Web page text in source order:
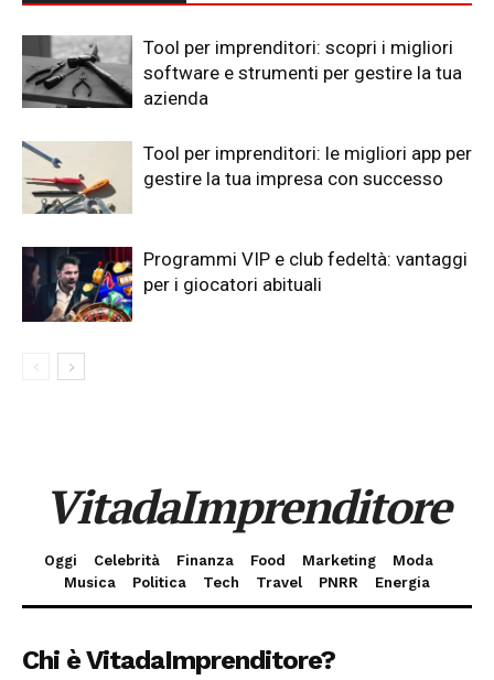
Tool per imprenditori: scopri i migliori
software e strumenti per gestire la tua
azienda
Tool per imprenditori: le migliori app per
gestire la tua impresa con successo
Programmi VIP e club fedeltà: vantaggi
per i giocatori abituali
VitadaImprenditore
Oggi Celebrità Finanza Food Marketing
Moda
Musica
Politica Tech Travel PNRR Energia
Chi è VitadaImprenditore?